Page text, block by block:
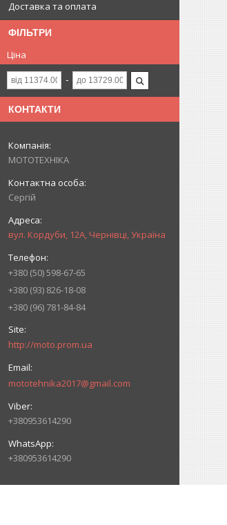
Доставка та оплата
ФІЛЬТРИ
Ціна
КОНТАКТИ
МОТОТЕХНІКА
Сергій
вул. Кордуби, 12А, Чернівці, Україна
+380 (50) 598-67-65
+380 (93) 826-18-08
+380 (96) 781-84-84
http://moto.prom.ua
mototehnika2017@gmail.com
+380953614290
+380953614290